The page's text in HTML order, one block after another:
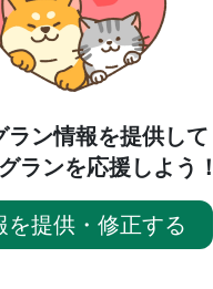
ラン情報を提供して
ランを応援しよう
を提供・修正する